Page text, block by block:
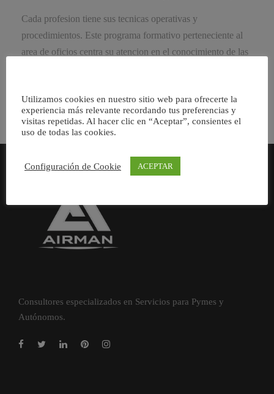
Cada profesion tiene sus tecnicas operativas y
procedimientos. Este programa formativo perteneciente al
area de oficios centra su atencion en el conocimiento de las
Consultores especializados en Servicios para Pymes y
Autónomos.
Utilizamos cookies en nuestro sitio web para ofrecerte la
experiencia más relevante recordando tus preferencias y
visitas repetidas. Al hacer clic en “Aceptar”, consientes el
uso de todas las cookies.
Configuración de Cookie ACEPTAR